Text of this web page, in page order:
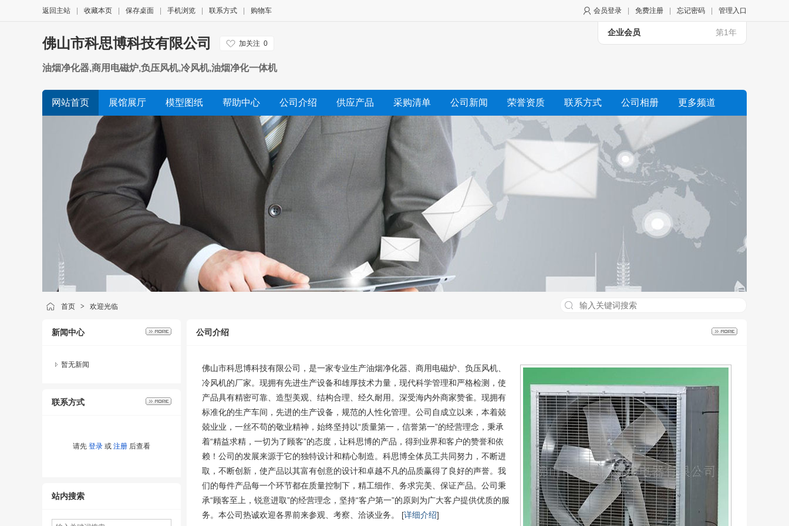
会员登录 免费注册 忘记密码 管理入口
返回主站 收藏本页 保存桌面 手机浏览 联系方式 购物车
企业会员 第1年
佛山市科思博科技有限公司 加关注 0
油烟净化器,商用电磁炉,负压风机,冷风机,油烟净化一体机
网站首页 展馆展厅 模型图纸 帮助中心 公司介绍 供应产品 采购清单 公司新闻 荣誉资质 联系方式 公司相册 更多频道
首页 > 欢迎光临
新闻中心
暂无新闻
联系方式
请先 登录 或 注册 后查看
站内搜索
公司介绍
佛山市科思博科技有限公司，是一家专业生产油烟净化器、商用电磁炉、负压风机、
冷风机的厂家。现拥有先进生产设备和雄厚技术力量，现代科学管理和严格检测，使
产品具有精密可靠、造型美观、结构合理、经久耐用。深受海内外商家赞雀。现拥有
标准化的生产车间，先进的生产设备，规范的人性化管理。公司自成立以来，本着兢
兢业业，一丝不苟的敬业精神，始终坚持以“质量第一，信誉第一”的经营理念，秉承
着“精益求精，一切为了顾客”的态度，让科思博的产品，得到业界和客户的赞誉和依
赖！公司的发展来源于它的独特设计和精心制造。科思博全体员工共同努力，不断进
取，不断创新，使产品以其富有创意的设计和卓越不凡的品质赢得了良好的声誉。我
们的每件产品每一个环节都在质量控制下，精工细作、务求完美、保证产品。公司秉
承“顾客至上，锐意进取”的经营理念，坚持“客户第一”的原则为广大客户提供优质的服
务。本公司热诚欢迎各界前来参观、考察、洽谈业务。 [详细介绍]